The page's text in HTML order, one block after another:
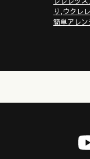
「ガズトーク！」新
https://
GD_HKq_ZQRHA
り ,ウクレ
簡単アレン